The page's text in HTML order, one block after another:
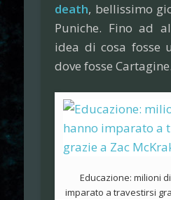
death, bellissimo
Puniche. Fino ad
idea di cosa fosse
dove fosse Cartagine.
Educazione: milioni
imparato a travestirsi